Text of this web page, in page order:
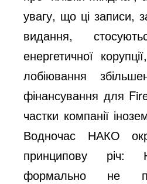
увагу, що ці записи,
видання,
енергетичної
лобіювання
фінансування для
частки компанії
Водночас НАКО
принципову
формально не